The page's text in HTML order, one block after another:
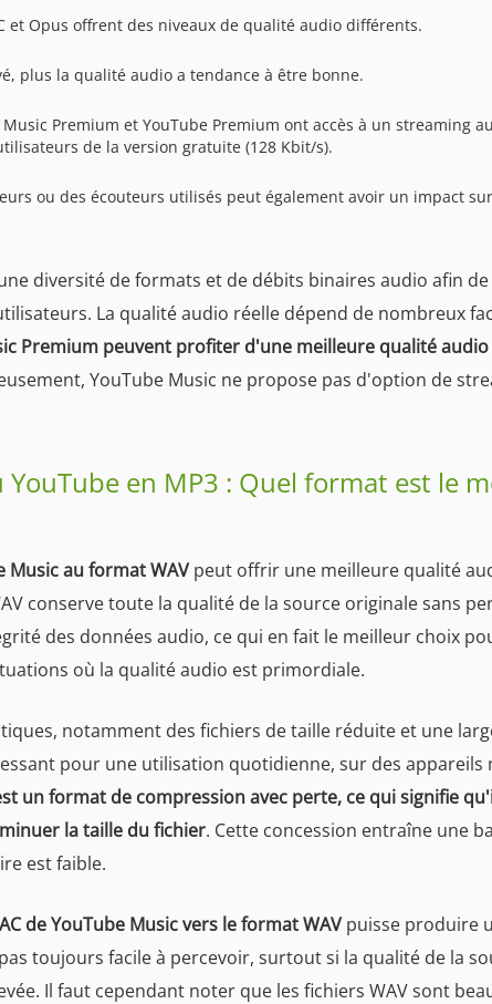
et Opus offrent des niveaux de qualité audio différents.
plus la qualité audio a tendance à être bonne.
Premium et YouTube Premium ont accès à un streaming
de la version gratuite (128 Kbit/s).
ou des écouteurs utilisés peut également avoir un impact
diversité de formats et de débits binaires audio afin
La qualité audio réelle dépend de nombreux
Premium peuvent profiter d'une meilleure qualité
YouTube Music ne propose pas d'option de
YouTube en MP3 : Quel format est le
Music au format WAVpeut offrir une meilleure qualité
conserve toute la qualité de la source originale sans
des données audio, ce qui en fait le meilleur choix
où la qualité audio est primordiale.
notamment des fichiers de taille réduite et une
pour une utilisation quotidienne, sur des appareils
un format de compression avec perte, ce qui signifie
la taille du fichier. Cette concession entraîne une
est faible.
de YouTube Music vers le format WAVpuisse produire
toujours facile à percevoir, surtout si la qualité de la
Il faut cependant noter que les fichiers WAV sont